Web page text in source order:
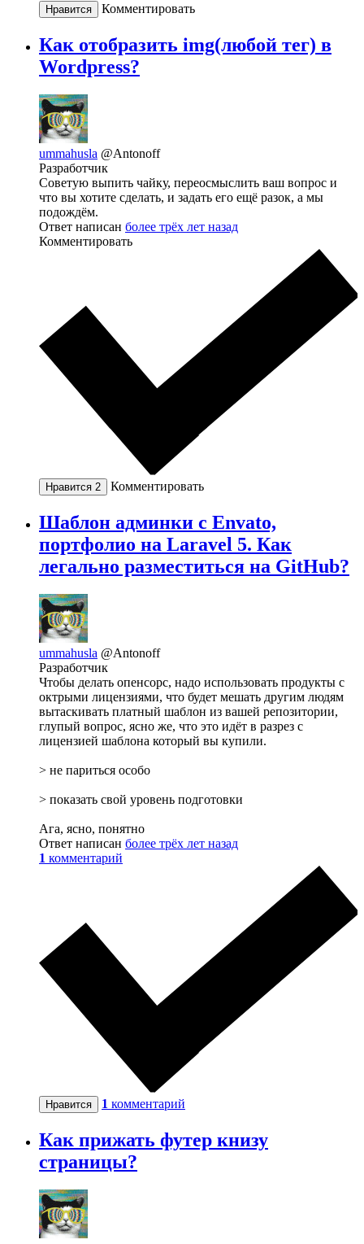
Нравится Комментировать
Как отобразить img(любой тег) в
Wordpress?
ummahusla @Antonoff
Разработчик
Советую выпить чайку, переосмыслить ваш вопрос и
что вы хотите сделать, и задать его ещё разок, а мы
подождём.
Ответ написан более трёх лет назад
Комментировать
Нравится 2 Комментировать
Шаблон админки с Envato,
портфолио на Laravel 5. Как
легально разместиться на GitHub?
ummahusla @Antonoff
Разработчик
Чтобы делать опенсорс, надо использовать продукты с
октрыми лицензиями, что будет мешать другим людям
вытаскивать платный шаблон из вашей репозитории,
глупый вопрос, ясно же, что это идёт в разрез с
лицензией шаблона который вы купили.
> не париться особо
> показать свой уровень подготовки
Ага, ясно, понятно
Ответ написан более трёх лет назад
1 комментарий
Нравится 1 комментарий
Как прижать футер книзу
страницы?